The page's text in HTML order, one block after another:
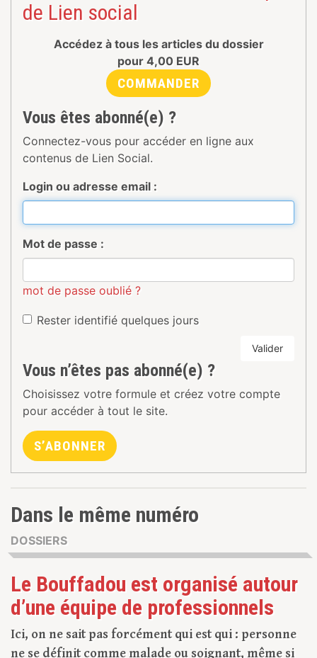
de Lien social
Accédez à tous les articles du dossier
pour 4,00 EUR
COMMANDER
Vous êtes abonné(e) ?
Connectez-vous pour accéder en ligne aux
contenus de Lien Social.
Login ou adresse email :
Mot de passe :
mot de passe oublié ?
Rester identifié quelques jours
Valider
Vous n’êtes pas abonné(e) ?
Choisissez votre formule et créez votre compte
pour accéder à tout le site.
S’ABONNER
Dans le même numéro
DOSSIERS
Le Bouffadou est organisé autour
d’une équipe de professionnels
Ici, on ne sait pas forcément qui est qui : personne
ne se définit comme malade ou soignant, même si